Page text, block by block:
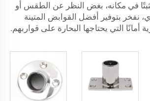
في مكانه، بغض النظر عن الطقس أو
نفخر بتوفير أفضل القوابض المتينة
أمانًا التي يحتاجها البحارة على قواربهم.